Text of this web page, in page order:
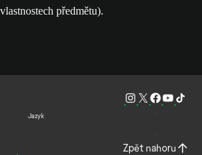
vlastnostech předmětu).
Jazyk
Zpět nahoru